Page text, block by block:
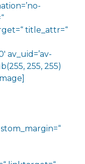
title_attr=“
av_uid=’av-
255, 255)